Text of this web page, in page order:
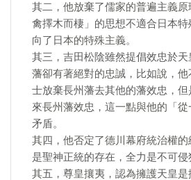
其二，他放棄了儒家的普遍主義
禽擇木而棲」的思想不適合日本
向了日本的特殊主義。
其三，吉田松陰雖然提倡效忠於天
藩卻有著絕對的忠誠，比如說，
士放棄長州藩去其他的藩效忠，
來長州藩效忠，這一點與他的「
矛盾。
其四，他否定了德川幕府統治權
是聖神正統的存在，全力是不可侵
其五，尊皇攘夷，認為擁護天皇是